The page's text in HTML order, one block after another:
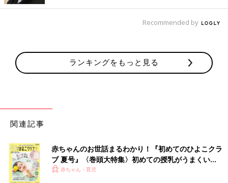
Recommended by
ランキングをもっと見る
関連記事
赤ちゃんのお世話まるわかり！『初めてのひよこクラ
ブ 夏号』〈巻頭大特集〉初めての授乳がうまくい
く！ おっぱい・ミルクの基本と夏のトラブル 解決テ
赤ちゃん・育児